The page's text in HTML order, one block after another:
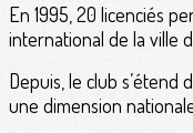
En 1995, 20 licenciés
international de la ville
Depuis, le club
une dimension